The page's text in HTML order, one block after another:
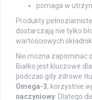
pomaga w
Produkty
dostarczają nie tylko
wartościowych
Nie można zapominać o
Białko jest kluczowe dla
podczas gdy zdrowe
Omega-3, korzystnie
naczyniowy . Dlatego